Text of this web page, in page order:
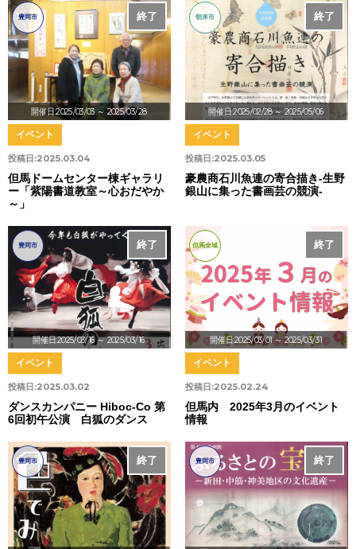
開催日:2025/03/03～ 2025/03/28
終了
豊岡市
投稿日:2025.03.04
イベント
但馬ドームセンター棟ギャラリ
ー「紫陽書道教室～心おだやか
～」
開催日:2025/02/28～ 2025/05/06
終了
朝来市
投稿日:2025.03.05
イベント
豪農商石川魚連の寄合描き-生野
銀山に集った書画芸の競演-
開催日:2025/03/16～ 2025/03/16
終了
豊岡市
投稿日:2025.03.02
イベント
ダンスカンパニー Hiboc-Co 第
6回初午公演 白狐のダンス
開催日:2025/03/01～ 2025/03/31
終了
但馬全域
投稿日:2025.02.24
イベント
但馬内 2025年3月のイベント
情報
終了
豊岡市 終了
豊岡市